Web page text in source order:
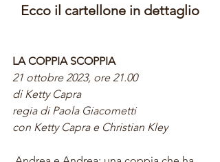
Ecco il cartellone in dettaglio
LA COPPIA SCOPPIA
21 ottobre 2023, ore 21.00
di Ketty Capra
regia di Paola Giacometti
con Ketty Capra e Christian Kley